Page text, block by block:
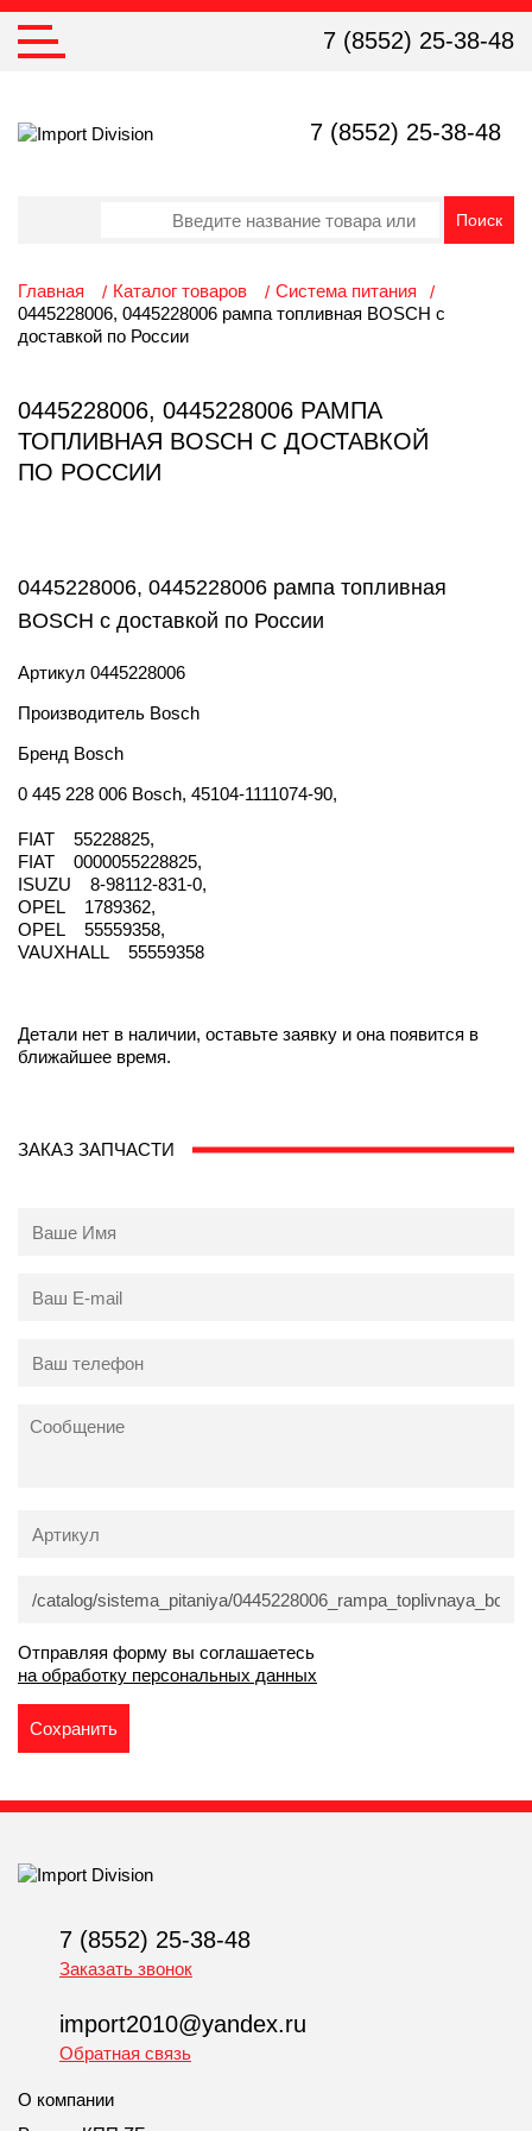
7 (8552) 25-38-48
7 (8552) 25-38-48
Главная Каталог товаров
Система питания
0445228006, 0445228006 рампа топливная BOSCH с
доставкой по России
0445228006, 0445228006 РАМПА
ТОПЛИВНАЯ BOSCH С ДОСТАВКОЙ
ПО РОССИИ
0445228006, 0445228006 рампа топливная
BOSCH с доставкой по России
Артикул 0445228006
Производитель Bosch
Бренд Bosch
0 445 228 006 Bosch, 45104-1111074-90,
FIAT 55228825,
FIAT 0000055228825,
ISUZU 8-98112-831-0,
OPEL 1789362,
OPEL 55559358,
VAUXHALL 55559358
Детали нет в наличии, оставьте заявку и она появится в
ближайшее время.
ЗАКАЗ ЗАПЧАСТИ
Отправляя форму вы соглашаетесь
на обработку персональных данных
7 (8552) 25-38-48
Заказать звонок
import2010@yandex.ru
Обратная связь
О компании